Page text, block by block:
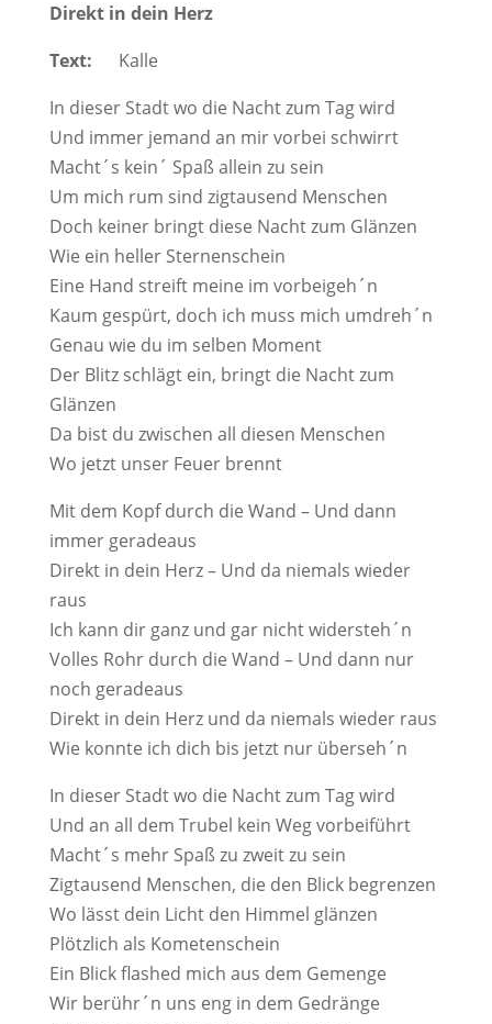
Direkt in dein Herz
Text: Kalle
In dieser Stadt wo die Nacht zum Tag wird
Und immer jemand an mir vorbei schwirrt
Macht´s kein´ Spaß allein zu sein
Um mich rum sind zigtausend Menschen
Doch keiner bringt diese Nacht zum Glänzen
Wie ein heller Sternenschein
Eine Hand streift meine im vorbeigeh´n
Kaum gespürt, doch ich muss mich umdreh´n
Genau wie du im selben Moment
Der Blitz schlägt ein, bringt die Nacht zum
Glänzen
Da bist du zwischen all diesen Menschen
Wo jetzt unser Feuer brennt
Mit dem Kopf durch die Wand – Und dann
immer geradeaus
Direkt in dein Herz – Und da niemals wieder
raus
Ich kann dir ganz und gar nicht widersteh´n
Volles Rohr durch die Wand – Und dann nur
noch geradeaus
Direkt in dein Herz und da niemals wieder raus
Wie konnte ich dich bis jetzt nur überseh´n
In dieser Stadt wo die Nacht zum Tag wird
Und an all dem Trubel kein Weg vorbeiführt
Macht´s mehr Spaß zu zweit zu sein
Zigtausend Menschen, die den Blick begrenzen
Wo lässt dein Licht den Himmel glänzen
Plötzlich als Kometenschein
Ein Blick flashed mich aus dem Gemenge
Wir berühr´n uns eng in dem Gedränge